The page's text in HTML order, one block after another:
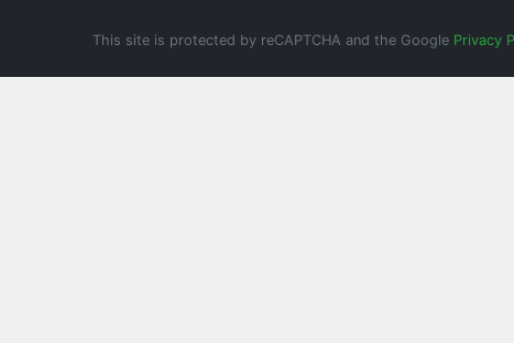
This site is protected by reCAPTCHA and the Google Privacy